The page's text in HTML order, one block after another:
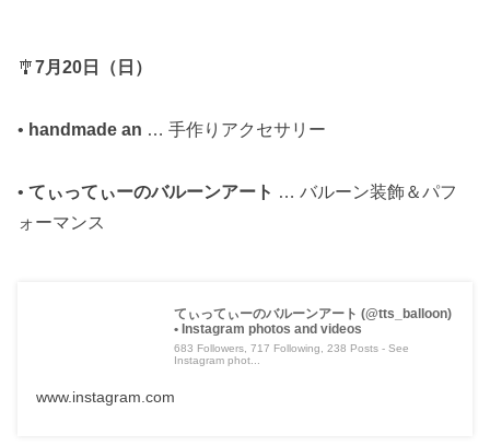
🎐7月20日（日）
• handmade an … 手作りアクセサリー
• てぃってぃーのバルーンアート … バルーン装飾＆パフ
ォーマンス
てぃってぃーのバルーンアート (@tts_balloon)
• Instagram photos and videos
683 Followers, 717 Following, 238 Posts - See
Instagram phot...
www.instagram.com